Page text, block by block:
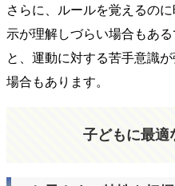
さらに、
ルールを覚えるの
示が理解しづらい場合もある
と、運動に対する苦手意識
場合もあります。
子どもに最適